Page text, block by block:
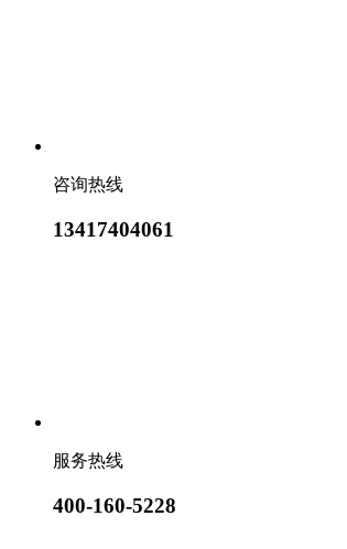
咨询热线
13417404061
服务热线
400-160-5228